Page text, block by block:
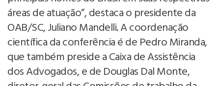
áreas de atuação”, destaca o presidente da
OAB/SC, Juliano Mandelli. A coordenação
científica da conferência é de Pedro Miranda,
que também preside a Caixa de Assistência
dos Advogados, e de Douglas Dal Monte,